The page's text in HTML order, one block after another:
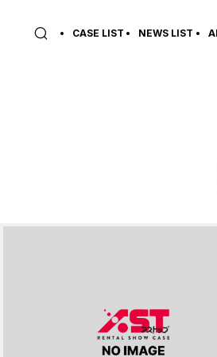
CASE LIST NEWS LIST